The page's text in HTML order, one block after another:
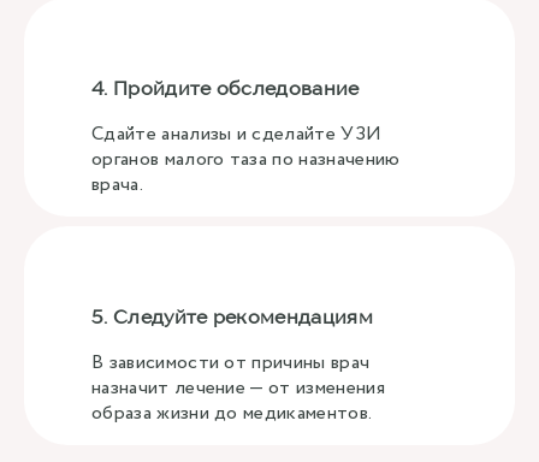
4. Пройдите обследование
Сдайте анализы и сделайте УЗИ
органов малого таза по назначению
врача.
5. Следуйте рекомендациям
В зависимости от причины врач
назначит лечение — от изменения
образа жизни до медикаментов.